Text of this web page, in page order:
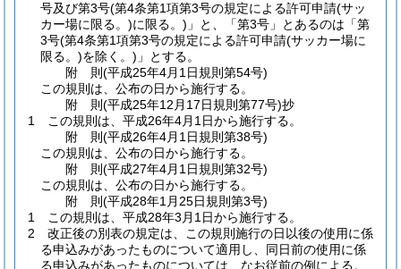
号及び第3号(第4条第1項第3号の規定による許可申請(サッ
カー場に限る。)に限る。) 」と、「第3号」とあるのは「第
3号(第4条第1項第3号の規定による許可申請(サッカー場に
限る。)を除く。) 」とする。
附 則(平成25年4月1日規則第54号)
この規則は、公布の日から施行する。
附 則(平成25年12月17日規則第77号)抄
1
この規則は、平成26年4月1日から施行する。
附 則(平成26年4月1日規則第38号)
この規則は、公布の日から施行する。
附 則(平成27年4月1日規則第32号)
この規則は、公布の日から施行する。
附 則(平成28年1月25日規則第3号)
1
この規則は、平成28年3月1日から施行する。
2
改正後の別表の規定は、この規則施行の日以後の使用に係
る申込みがあったものについて適用し、同日前の使用に係
る申込みがあったものについては、なお従前の例による。